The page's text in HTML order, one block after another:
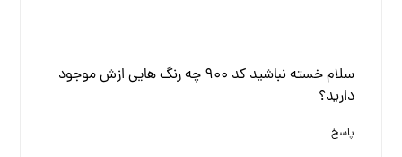
سلام خسته نباشید کد ۹۰۰ چه رنگ هایی ازش موجود
دارید؟
پاسخ